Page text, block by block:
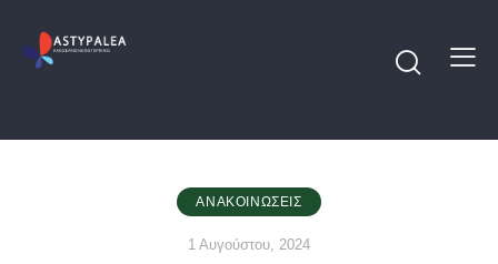
ΑΝΑΚΟΙΝΏΣΕΙΣ
1 Αυγούστου, 2024